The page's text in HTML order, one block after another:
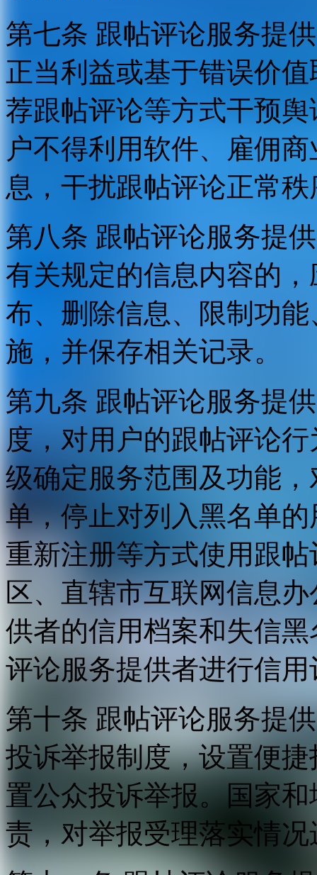
第七条 跟帖评论服务提
正当利益或基于错误价
荐跟帖评论等方式干预
户不得利用软件、雇佣
息，干扰跟帖评论正常
第八条 跟帖评论服务提
有关规定的信息内容的
布、删除信息、限制功
施，并保存相关记录。
第九条 跟帖评论服务提
度，对用户的跟帖评论
级确定服务范围及功能
单，停止对列入黑名单
重新注册等方式使用跟
区、直辖市互联网信息
供者的信用档案和失信
评论服务提供者进行信用
第十条 跟帖评论服务提
投诉举报制度，设置便
置公众投诉举报。国家
责，对举报受理落实情